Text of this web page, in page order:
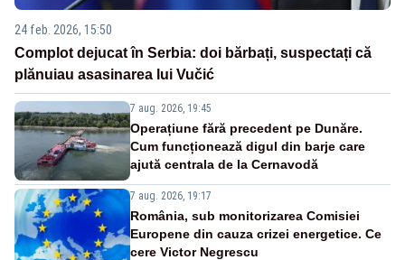
24 feb. 2026, 15:50
Complot dejucat în Serbia: doi bărbați, suspectați că
plănuiau asasinarea lui Vučić
7 aug. 2026, 19:45
Operațiune fără precedent pe Dunăre.
Cum funcționează digul din barje care
ajută centrala de la Cernavodă
7 aug. 2026, 19:17
România, sub monitorizarea Comisiei
Europene din cauza crizei energetice. Ce
cere Victor Negrescu